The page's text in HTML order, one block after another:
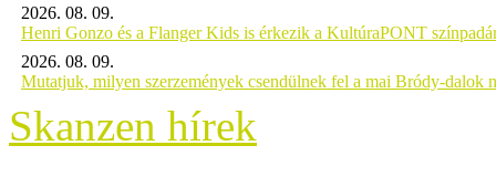
2026. 08. 09.
Henri Gonzo és a Flanger Kids is érkezik a KultúraPONT
2026. 08. 09.
Mutatjuk, milyen szerzemények csendülnek fel a mai Bródy-dalok
Skanzen hírek